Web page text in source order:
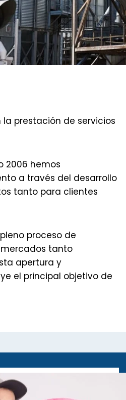
la prestación de servicios
2006 hemos
a través del desarrollo
tanto para clientes
proceso de
tanto
apertura y
el principal objetivo de